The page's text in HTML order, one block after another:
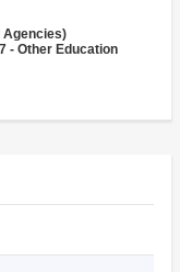
Agencies)
- Other Education